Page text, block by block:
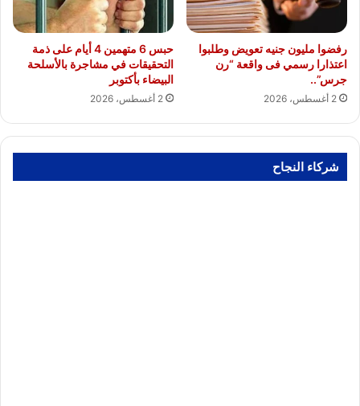
رفضوا مليون جنيه تعويض وطلبوا
اعتذارا رسمي فى واقعة “رن
جرس”..
2 أغسطس، 2026
حبس 6 متهمين 4 أيام على ذمة
التحقيقات في مشاجرة بالأسلحة
البيضاء بأكتوبر
2 أغسطس، 2026
شركاء النجاح